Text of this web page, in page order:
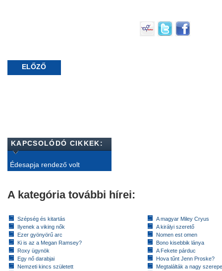
ELŐZŐ
KAPCSOLÓDÓ CIKKEK:
Édesapja rendező volt
A kategória további hírei:
Szépség és kitartás
Ilyenek a viking nők
Ezer gyönyörű arc
Ki is az a Megan Ramsey?
Roxy ügynök
Egy nő darabjai
Nemzeti kincs született
A magyar Miley Cryus
A királyi szerető
Nomen est omen
Bono kisebbik lánya
A Fekete párduc
Hova tűnt Jenn Proske?
Megtalálták a nagy